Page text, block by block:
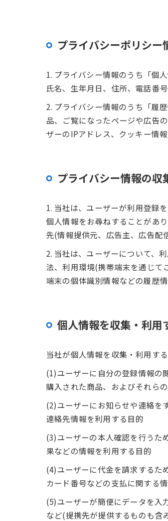
プライバシーポリシー
1. プライバシー情報のうち「個
氏名、生年月日、住所、電話番
2. プライバシー情報のうち「履
品、ご覧になったページや広告
ザーのIPアドレス、クッキー情
プライバシー情報の収
1. 当社は、ユーザーが利用登録
個人情報をお尋ねすることがあ
先(情報提供元、広告主、広告配
2. 当社は、ユーザーについて、
法、利用環境(携帯端末を通じて
端末の個体識別情報などの履歴
個人情報を収集・利用
当社が個人情報を収集・利用す
(1)ユーザーに自分の登録情報の
購入された商品、およびそれら
(2)ユーザーにお知らせや連絡を
連絡先情報を利用する目的
(3)ユーザーの本人確認を行うた
果などの情報を利用する目的
(4)ユーザーに代金を請求するた
カード番号などの支払に関する
(5)ユーザーが簡便にデータを入
など(提携先が提供するものも含